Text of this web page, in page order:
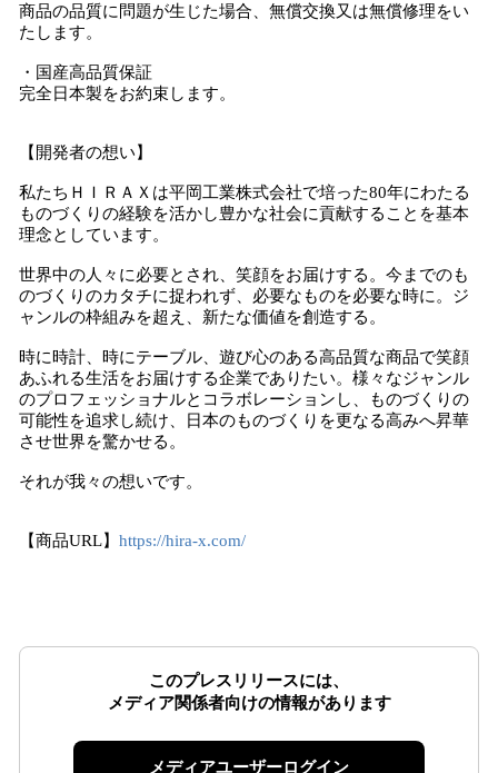
商品の品質に問題が生じた場合、無償交換又は無償修理をい
たします。
・国産高品質保証
完全日本製をお約束します。
【開発者の想い】
私たちＨＩＲＡＸは平岡工業株式会社で培った80年にわたる
ものづくりの経験を活かし豊かな社会に貢献することを基本
理念としています。
世界中の人々に必要とされ、笑顔をお届けする。今までのも
のづくりのカタチに捉われず、必要なものを必要な時に。ジ
ャンルの枠組みを超え、新たな価値を創造する。
時に時計、時にテーブル、遊び心のある高品質な商品で笑顔
あふれる生活をお届けする企業でありたい。様々なジャンル
のプロフェッショナルとコラボレーションし、ものづくりの
可能性を追求し続け、日本のものづくりを更なる高みへ昇華
させ世界を驚かせる。
それが我々の想いです。
【商品URL】 https://hira-x.com/
このプレスリリースには、
メディア関係者向けの情報があります
メディアユーザーログイン